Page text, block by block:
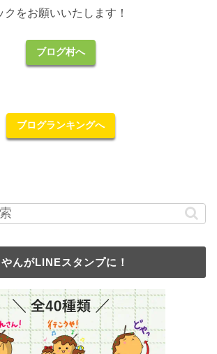
をお願いいたします！
ブログ村へ
ブログランキングへ
んがLINEスタンプに！